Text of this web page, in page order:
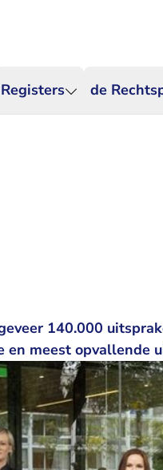
Registers de
140.000
meest opvallende